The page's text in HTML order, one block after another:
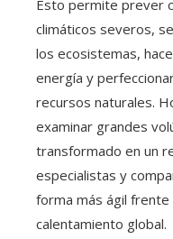
Esto permite prever
climáticos severos,
los ecosistemas,
energía y
recursos naturales.
examinar grandes
transformado en un
especialistas y
forma más ágil frente
calentamiento global.